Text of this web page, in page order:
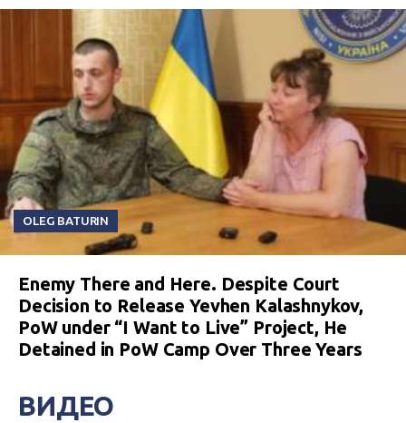
OLEG BATURIN
Enemy There and Here. Despite Court
Decision to Release Yevhen Kalashnykov,
PoW under “I Want to Live” Project, He
Detained in PoW Camp Over Three Years
ВИДЕО